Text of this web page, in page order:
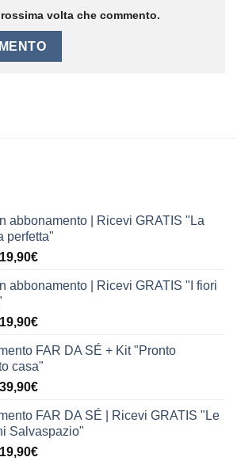
volta che commento.
abbonamento | Ricevi GRATIS "La
perfetta"
Il
24,00€.
19,90€Il
attuale
19,90€.
abbonamento | Ricevi GRATIS "I fiori
Il
era:
24,00€.
19,90€Il
attuale
è:
19,90€.
FAR DA SÉ + Kit "Pronto
casa"
Il
63,90€.
39,90€Il
attuale
è:
39,90€.
FAR DA SÉ | Ricevi GRATIS "Le
Salvaspazio"
Il
19,90€Il